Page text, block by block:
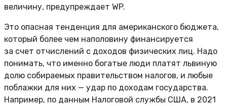
величину, предупреждает WP.
Это опасная тенденция для американского бюджета,
который более чем наполовину финансируется
за счет отчислений с доходов физических лиц. Надо
понимать, что именно богатые люди платят львиную
долю собираемых правительством налогов, и любые
поблажки для них — удар по доходам государства.
Например, по данным Налоговой службы США, в 2021